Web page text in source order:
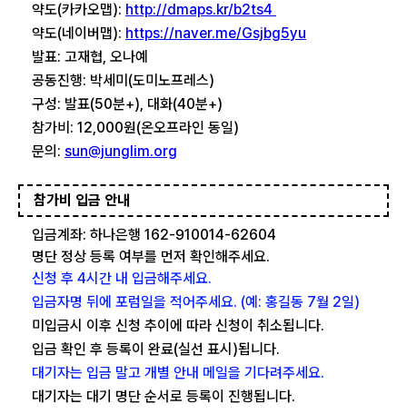
약도(카카오맵): http://dmaps.kr/b2ts4
약도(네이버맵): https://naver.me/Gsjbg5yu
발표: 고재협, 오나예
공동진행: 박세미(도미노프레스)
구성: 발표(50분+), 대화(40분+)
참가비: 12,000원(온오프라인 동일)
문의: sun@junglim.org
참가비 입금 안내
입금계좌: 하나은행 162-910014-62604
명단 정상 등록 여부를 먼저 확인해주세요.
신청 후 4시간 내 입금해주세요.
입금자명 뒤에 포럼일을 적어주세요. (예: 홍길동 7월 2일)
미입금시 이후 신청 추이에 따라 신청이 취소됩니다.
입금 확인 후 등록이 완료(실선 표시)됩니다.
대기자는 입금 말고 개별 안내 메일을 기다려주세요.
대기자는 대기 명단 순서로 등록이 진행됩니다.